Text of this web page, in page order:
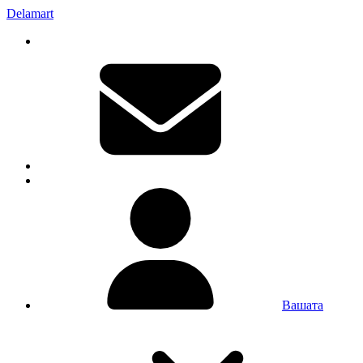
Delamart
Вашата